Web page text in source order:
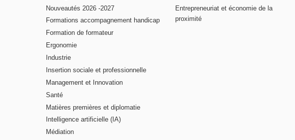
Nouveautés 2026 -2027
Formations accompagnement handicap
Formation de formateur
Ergonomie
Industrie
Insertion sociale et professionnelle
Management et Innovation
Santé
Matières premières et diplomatie
Intelligence artificielle (IA)
Médiation
Entrepreneuriat et économie de la
proximité